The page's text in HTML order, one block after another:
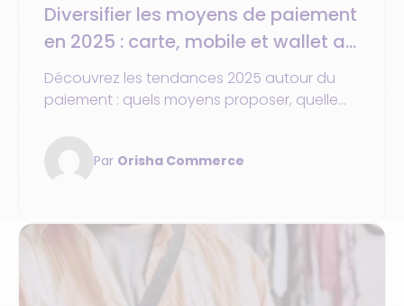
Diversifier les moyens de paiement
en 2025 : carte, mobile et wallet au
service de l’expérience client
Découvrez les tendances 2025 autour du
paiement : quels moyens proposer, quelle
aux attentes des clients.
Par Orisha Commerce